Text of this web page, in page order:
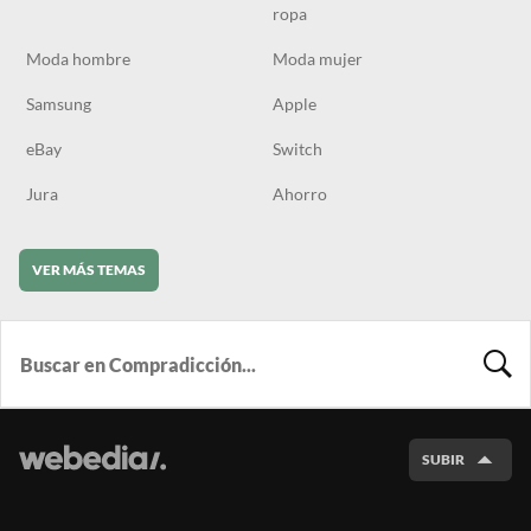
ropa
Moda hombre Moda mujer
Samsung Apple
eBay Switch
Jura Ahorro
VER MÁS TEMAS
SUBIR